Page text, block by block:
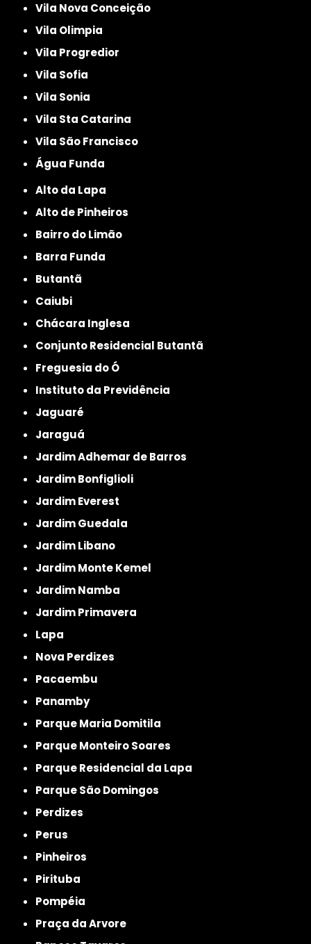
Vila Nova Conceição
Vila Olimpia
Vila Progredior
Vila Sofia
Vila Sonia
Vila Sta Catarina
Vila São Francisco
Água Funda
Alto da Lapa
Alto de Pinheiros
Bairro do Limão
Barra Funda
Butantã
Caiubi
Chácara Inglesa
Conjunto Residencial Butantã
Freguesia do Ó
Instituto da Previdência
Jaguaré
Jaraguá
Jardim Adhemar de Barros
Jardim Bonfiglioli
Jardim Everest
Jardim Guedala
Jardim Libano
Jardim Monte Kemel
Jardim Namba
Jardim Primavera
Lapa
Nova Perdizes
Pacaembu
Panamby
Parque Maria Domitila
Parque Monteiro Soares
Parque Residencial da Lapa
Parque São Domingos
Perdizes
Perus
Pinheiros
Pirituba
Pompéia
Praça da Arvore